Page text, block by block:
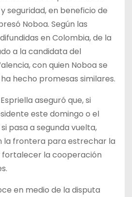
seguridad, en beneficio de
Noboa. Según las
en Colombia, de la
a la candidata del
con quien Noboa se
hecho promesas similares.
aseguró que, si
este domingo o el
pasa a segunda vuelta,
la frontera para estrechar la
la cooperación
en medio de la disputa